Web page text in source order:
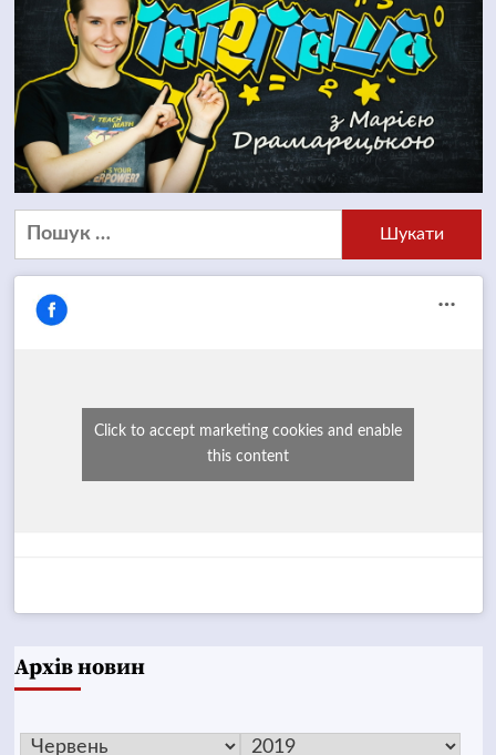
Пошук:
Click to accept marketing cookies and enable
this content
Архів новин